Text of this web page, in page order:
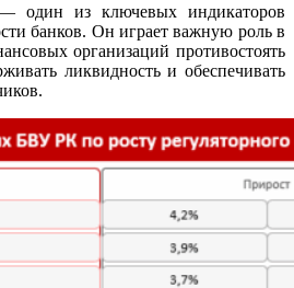
один из ключевых индикаторов
банков. Он играет важную роль в
организаций противостоять
ликвидность и обеспечивать